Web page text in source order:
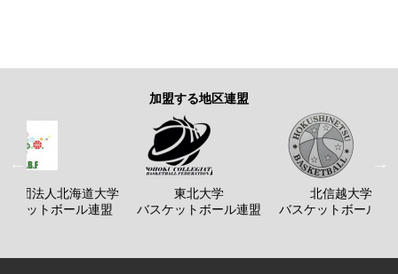
加盟する地区連盟
社団法人北海道大学
ケットボール連盟
東北大学
バスケットボール連盟
北信越大学
バスケットボール連